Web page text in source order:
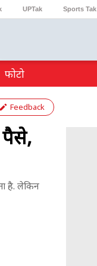
UPTak Sports Tak
फोटो
Feedback
पैसे,
है. लेकिन